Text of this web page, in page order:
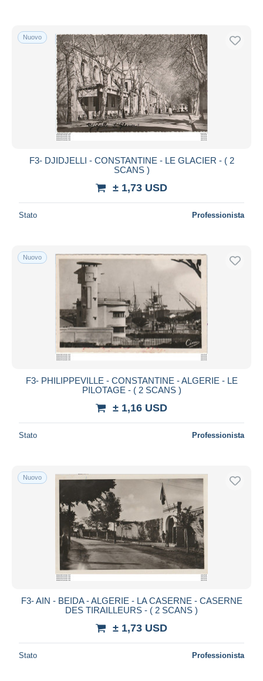
Nuovo
F3- DJIDJELLI - CONSTANTINE - LE GLACIER - ( 2
SCANS )
± 1,73 USD
Stato Professionista
Nuovo
F3- PHILIPPEVILLE - CONSTANTINE - ALGERIE - LE
PILOTAGE - ( 2 SCANS )
± 1,16 USD
Stato Professionista
Nuovo
F3- AIN - BEIDA - ALGERIE - LA CASERNE - CASERNE
DES TIRAILLEURS - ( 2 SCANS )
± 1,73 USD
Stato Professionista